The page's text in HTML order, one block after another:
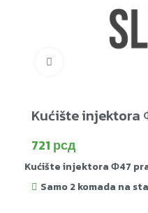
Kućište injektora
721 рсд
Kućište injektora Ф47
Samo 2 komada na